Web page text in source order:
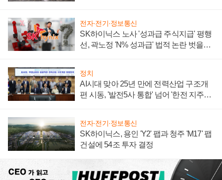
전자·전기·정보통신
SK하이닉스 노사 '성과급 주식지급' 평행
선, 곽노정 'N% 성과급' 법적 논란 벗을지
정치
AI시대 맞아 25년 만에 전력산업 구조개
편 시동, '발전5사 통합' 넘어 '한전 지주사'
전자·전기·정보통신
SK하이닉스, 용인 'Y2' 팹과 청주 'M17' 팹
건설에 54조 투자 결정